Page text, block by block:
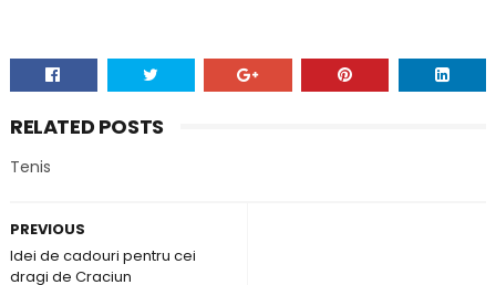
RELATED POSTS
Tenis
PREVIOUS
Idei de cadouri pentru cei
dragi de Craciun